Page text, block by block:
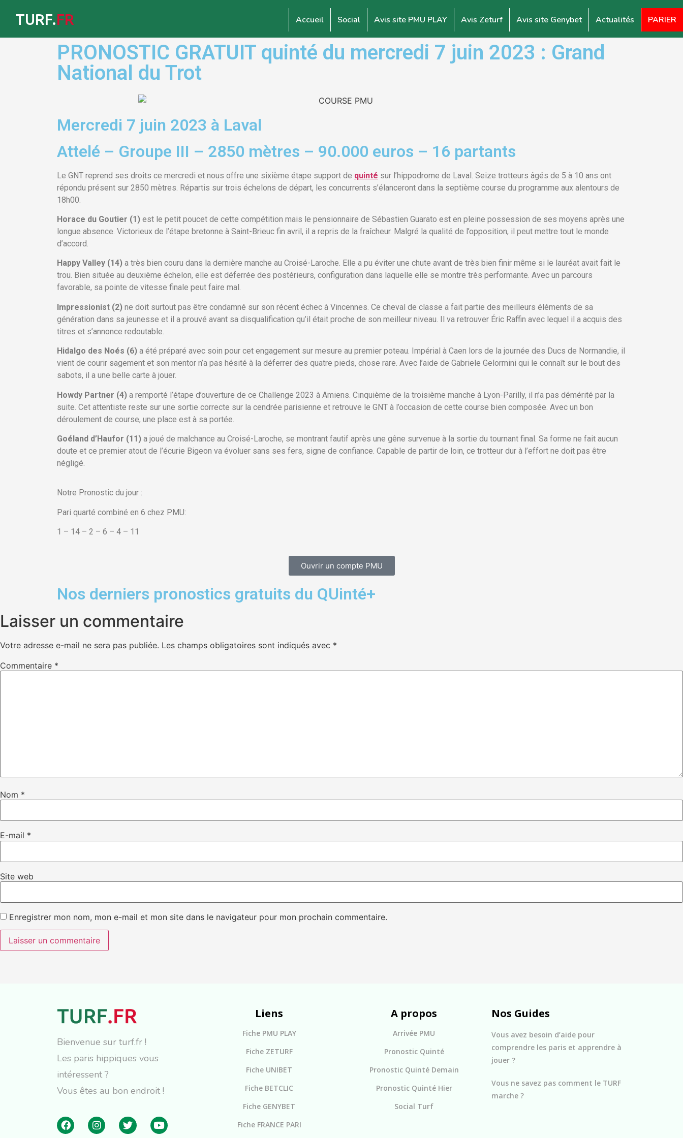
TURF.FR Accueil Social Avis site PMU PLAY Avis Zeturf Avis site Genybet Actualités PARIER
PRONOSTIC GRATUIT quinté du mercredi 7 juin 2023 : Grand
National du Trot
Mercredi 7 juin 2023 à Laval
Attelé – Groupe III – 2850 mètres – 90.000 euros – 16 partants
Le GNT reprend ses droits ce mercredi et nous offre une sixième étape support de quinté sur l’hippodrome de Laval. Seize trotteurs âgés de 5 à 10 ans ont
répondu présent sur 2850 mètres. Répartis sur trois échelons de départ, les concurrents s’élanceront dans la septième course du programme aux alentours de
18h00.
Horace du Goutier (1) est le petit poucet de cette compétition mais le pensionnaire de Sébastien Guarato est en pleine possession de ses moyens après une
longue absence. Victorieux de l’étape bretonne à Saint-Brieuc fin avril, il a repris de la fraîcheur. Malgré la qualité de l’opposition, il peut mettre tout le monde
d’accord.
Happy Valley (14) a très bien couru dans la dernière manche au Croisé-Laroche. Elle a pu éviter une chute avant de très bien finir même si le lauréat avait fait le
trou. Bien située au deuxième échelon, elle est déferrée des postérieurs, configuration dans laquelle elle se montre très performante. Avec un parcours
favorable, sa pointe de vitesse finale peut faire mal.
Impressionist (2) ne doit surtout pas être condamné sur son récent échec à Vincennes. Ce cheval de classe a fait partie des meilleurs éléments de sa
génération dans sa jeunesse et il a prouvé avant sa disqualification qu’il était proche de son meilleur niveau. Il va retrouver Éric Raffin avec lequel il a acquis des
titres et s’annonce redoutable.
Hidalgo des Noés (6) a été préparé avec soin pour cet engagement sur mesure au premier poteau. Impérial à Caen lors de la journée des Ducs de Normandie, il
vient de courir sagement et son mentor n’a pas hésité à la déferrer des quatre pieds, chose rare. Avec l’aide de Gabriele Gelormini qui le connaît sur le bout des
sabots, il a une belle carte à jouer.
Howdy Partner (4) a remporté l’étape d’ouverture de ce Challenge 2023 à Amiens. Cinquième de la troisième manche à Lyon-Parilly, il n’a pas démérité par la
suite. Cet attentiste reste sur une sortie correcte sur la cendrée parisienne et retrouve le GNT à l’occasion de cette course bien composée. Avec un bon
déroulement de course, une place est à sa portée.
Goéland d’Haufor (11) a joué de malchance au Croisé-Laroche, se montrant fautif après une gêne survenue à la sortie du tournant final. Sa forme ne fait aucun
doute et ce premier atout de l’écurie Bigeon va évoluer sans ses fers, signe de confiance. Capable de partir de loin, ce trotteur dur à l’effort ne doit pas être
négligé.
Notre Pronostic du jour :
Pari quarté combiné en 6 chez PMU:
1 – 14 – 2 – 6 – 4 – 11
Ouvrir un compte PMU
Nos derniers pronostics gratuits du QUinté+
Laisser un commentaire
Votre adresse e-mail ne sera pas publiée. Les champs obligatoires sont indiqués avec *
Commentaire *
Nom *
E-mail *
Site web
Enregistrer mon nom, mon e-mail et mon site dans le navigateur pour mon prochain commentaire.
Bienvenue sur turf.fr !
Les paris hippiques vous
intéressent ?
Vous êtes au bon endroit !
Liens
Fiche PMU PLAY
Fiche ZETURF
Fiche UNIBET
Fiche BETCLIC
Fiche GENYBET
Fiche FRANCE PARI
A propos
Arrivée PMU
Pronostic Quinté
Pronostic Quinté Demain
Pronostic Quinté Hier
Social Turf
Nos Guides
Vous avez besoin d’aide pour
comprendre les paris et apprendre à
jouer ?
Vous ne savez pas comment le TURF
marche ?